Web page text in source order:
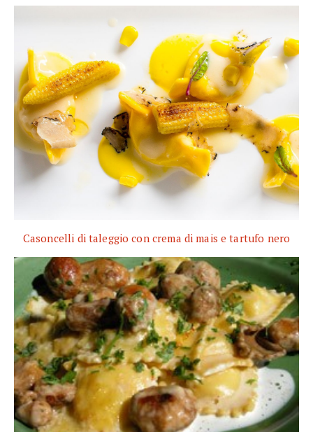
Casoncelli di taleggio con crema di mais e tartufo nero